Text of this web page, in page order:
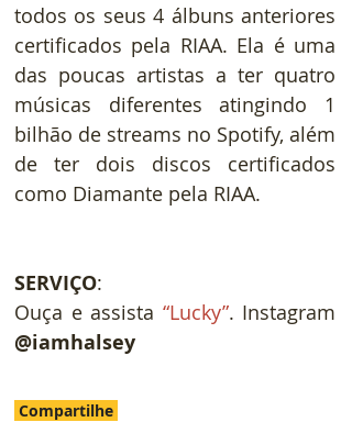
todos os seus 4 álbuns anteriores
certificados pela RIAA. Ela é uma
das poucas artistas a ter quatro
músicas diferentes atingindo 1
bilhão de streams no Spotify, além
de ter dois discos certificados
como Diamante pela RIAA.
SERVIÇO:
Ouça e assista “Lucky”
@iamhalsey
Compartilhe